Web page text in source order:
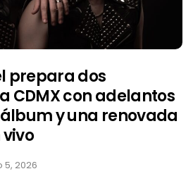
prepara dos
CDMX con adelantos
y una renovada
5, 2026